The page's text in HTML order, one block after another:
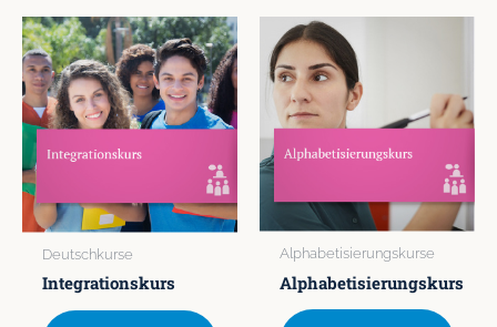
Deutschkurse
Integrationskurs
Alphabetisierungskurse
Alphabetisierungskurs